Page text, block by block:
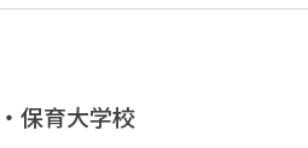
保育大学校